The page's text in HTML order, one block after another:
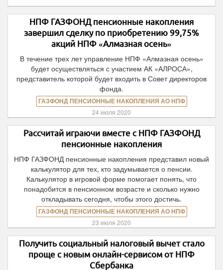
НПФ ГАЗФОНД пенсионные накопления
завершил сделку по приобретению 99,75%
акций НПФ «Алмазная осень»
В течение трех лет управление НПФ «Алмазная осень»
будет осуществляться с участием АК «АЛРОСА»,
представитель которой будет входить в Совет директоров
фонда.
ГАЗФОНД ПЕНСИОННЫЕ НАКОПЛЕНИЯ АО НПФ
24 июля 2020
Рассчитай играючи вместе с НПФ ГАЗФОНД
пенсионные накопления
НПФ ГАЗФОНД пенсионные накопления представил новый
калькулятор для тех, кто задумывается о пенсии.
Калькулятор в игровой форме помогает понять, что
понадобится в пенсионном возрасте и сколько нужно
откладывать сегодня, чтобы этого достичь.
ГАЗФОНД ПЕНСИОННЫЕ НАКОПЛЕНИЯ АО НПФ
23 июля 2020
Получить социальный налоговый вычет стало
проще с новым онлайн-сервисом от НПФ
Сбербанка